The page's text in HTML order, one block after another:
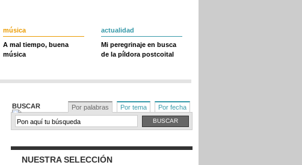
música
A mal tiempo, buena
música
actualidad
Mi peregrinaje en busca
de la píldora postcoital
BUSCAR Por palabras Por tema Por fecha
NUESTRA SELECCIÓN